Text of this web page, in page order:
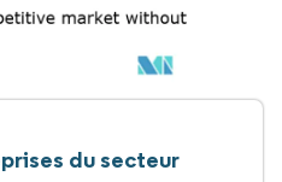
du secteur